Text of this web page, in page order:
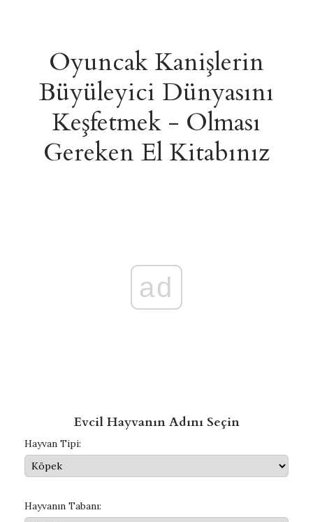
Oyuncak Kanişlerin
Büyüleyici Dünyasını
Keşfetmek - Olması
Gereken El Kitabınız
ad
Evcil Hayvanın Adını Seçin
Hayvan Tipi:
Hayvanın Tabanı: